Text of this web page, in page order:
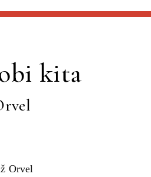
kita
Orvel